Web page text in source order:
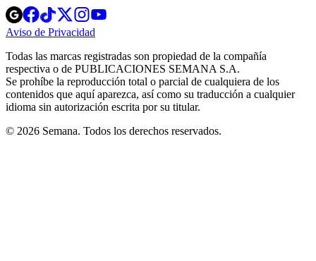
Opens
in
new
Opens
in
new
Opens
in
new
window
Opens
new
windowwindow
Aviso de Privacidad
new
window
Todas las marcas registradas son propiedad de la compañía
respectiva o de PUBLICACIONES SEMANA S.A.
Se prohíbe la reproducción total o parcial de cualquiera de los
contenidos que aquí aparezca, así como su traducción a cualquier
idioma sin autorización escrita por su titular.
© 2026 Semana. Todos los derechos reservados.